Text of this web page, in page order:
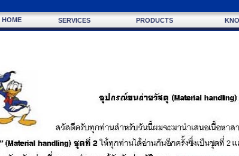
HOME SERVICES PRODUCTS